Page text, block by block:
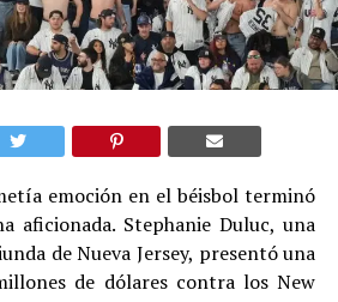
emoción en el béisbol terminó
aficionada. Stephanie Duluc, una
de Nueva Jersey, presentó una
de dólares contra los New